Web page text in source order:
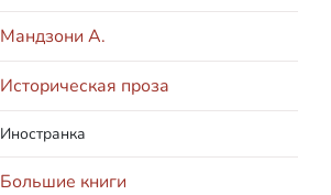
Мандзони А.
Историческая проза
Иностранка
Большие книги